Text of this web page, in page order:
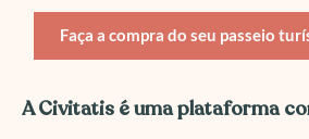
Faça a compra do seu passeio
A Civitatis é uma plataforma